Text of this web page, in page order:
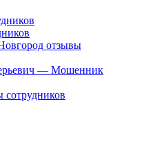
отзывы
— Мошенник